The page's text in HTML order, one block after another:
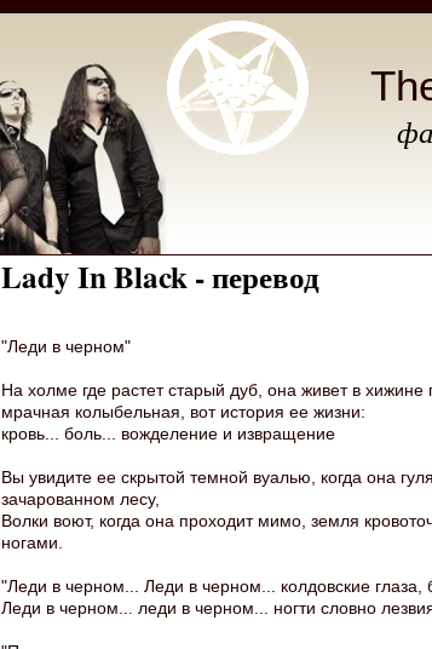
Lady In Black - перевод
"Леди в черном"
На холме где растет старый дуб, она живет в хижине
мрачная колыбельная, вот история ее жизни:
кровь... боль... вожделение и извращение
Вы увидите ее скрытой темной вуалью, когда она
зачарованном лесу,
Волки воют, когда она проходит мимо, земля
ногами.
"Леди в черном... Леди в черном... колдовские глаза,
Леди в черном... леди в черном... ногти словно